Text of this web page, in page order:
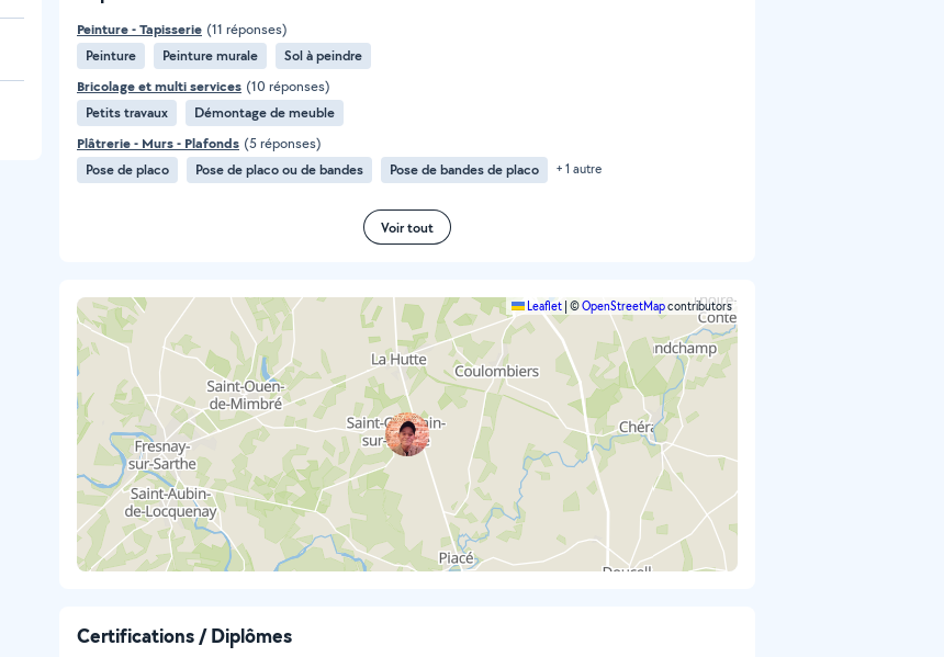
Peinture - Tapisserie (11 réponses)
Peinture
Peinture murale
Sol à peindre
Bricolage et multi services (10 réponses)
Petits travaux
Démontage de meuble
Plâtrerie - Murs - Plafonds (5 réponses)
Pose de placo
Pose de placo ou de bandes Pose de bandes de placo + 1 autre
Voir tout
Leaflet ©OpenStreetMapcontributors
Certifications / Diplômes